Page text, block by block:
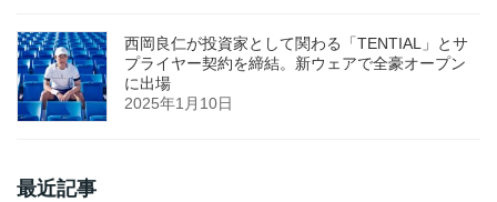
西岡良仁が投資家として関わる「TENTIAL」とサ
プライヤー契約を締結。新ウェアで全豪オープン
に出場
2025年1月10日
最近記事